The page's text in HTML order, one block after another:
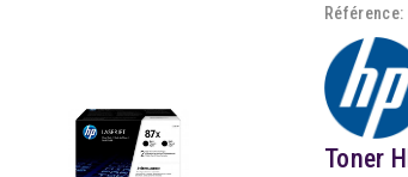
Référence:
Toner